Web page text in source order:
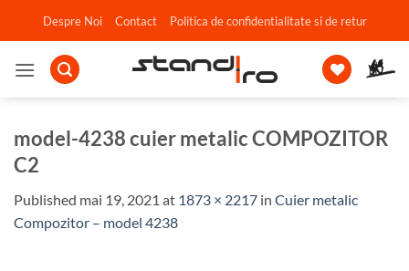
Despre Noi Contact Politica de confidentialitate si de retur
model-4238 cuier metalic COMPOZITOR
C2
Published mai 19, 2021 at 1873 × 2217 in Cuier metalic
Compozitor – model 4238